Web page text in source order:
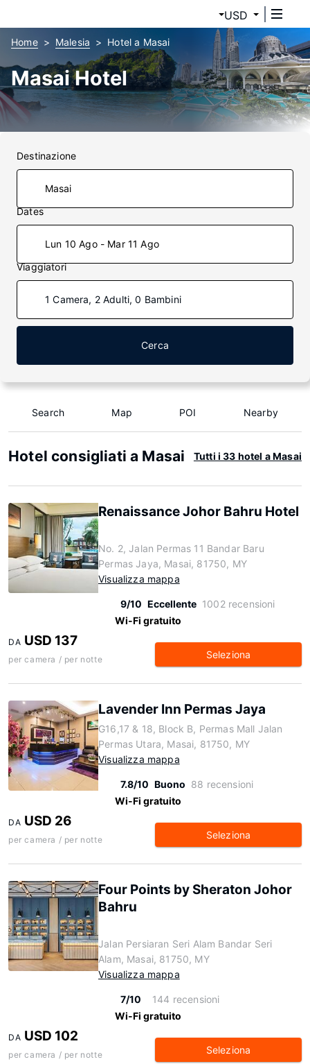
USD
Home Malesia Hotel a Masai
Masai Hotel
Destinazione
Dates
Lun 10 Ago - Mar 11 Ago
Viaggiatori
1 Camera, 2 Adulti, 0 Bambini
Cerca
Search Map POI Nearby
Hotel consigliati a Masai Tutti i 33 hotel a Masai
Renaissance Johor Bahru Hotel
No. 2, Jalan Permas 11 Bandar Baru
Permas Jaya, Masai, 81750, MY
Visualizza mappa
9/10 Eccellente 1002 recensioni
Wi-Fi gratuito
DA USD 137
per camera / per notte Seleziona
Lavender Inn Permas Jaya
G16,17 & 18, Block B, Permas Mall Jalan
Permas Utara, Masai, 81750, MY
Visualizza mappa
7.8/10 Buono 88 recensioni
Wi-Fi gratuito
DA USD 26
per camera / per notte Seleziona
Four Points by Sheraton Johor
Bahru
Jalan Persiaran Seri Alam Bandar Seri
Alam, Masai, 81750, MY
Visualizza mappa
7/10
144 recensioni
Wi-Fi gratuito
DA USD 102
per camera / per notte Seleziona